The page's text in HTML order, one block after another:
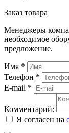
Заказ товара
Менеджеры
необходимое
предложение.
Имя *
Телефон *
E-mail *
Комментарий:
Я согласен на